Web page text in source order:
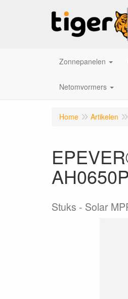
Zonnepanelen
Netomvormers
Home Artikelen
Stuks Solar